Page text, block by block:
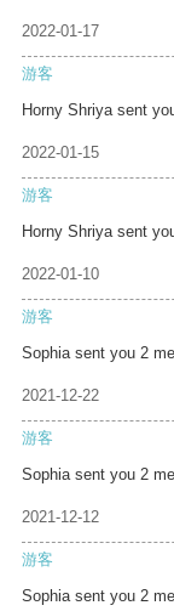
2022-01-17
游客
Horny Shriya sent
2022-01-15
游客
Horny Shriya sent
2022-01-10
游客
Sophia sent you 2
2021-12-22
游客
Sophia sent you 2
2021-12-12
游客
Sophia sent you 2